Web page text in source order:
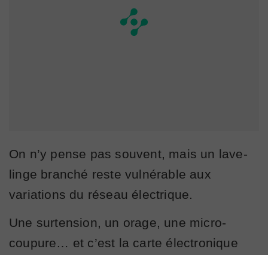
On n’y pense pas souvent, mais un lave-
linge branché reste vulnérable aux
variations du réseau électrique.
Une surtension, un orage, une micro-
coupure… et c’est la carte électronique